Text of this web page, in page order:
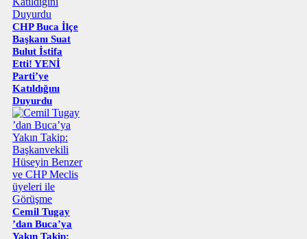
CHP Buca İlçe
Başkanı Suat
Bulut İstifa
Etti! YENİ
Parti’ye
Katıldığını
Duyurdu
Cemil Tugay
’dan Buca’ya
Yakın Takip: